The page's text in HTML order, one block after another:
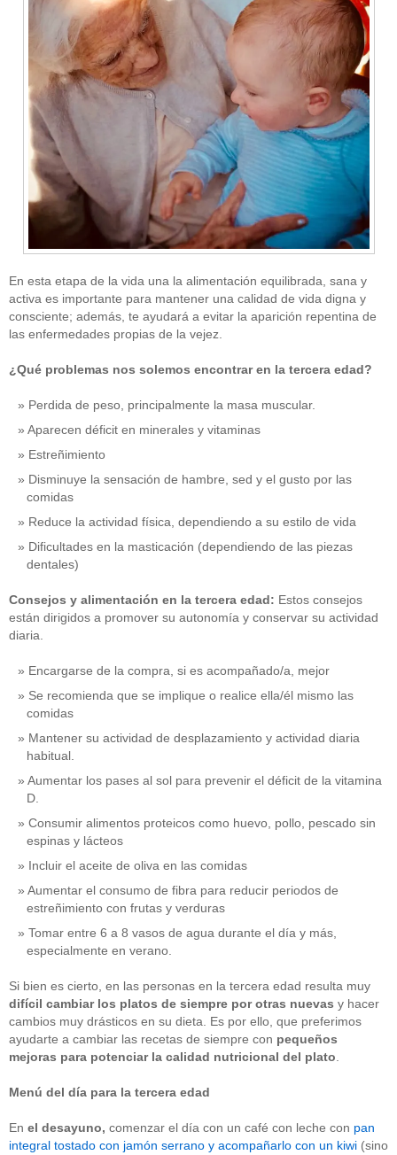
En esta etapa de la vida una la alimentación equilibrada, sana y
activa es importante para mantener una calidad de vida digna y
consciente; además, te ayudará a evitar la aparición repentina de
las enfermedades propias de la vejez.
¿Qué problemas nos solemos encontrar en la tercera edad?
Perdida de peso, principalmente la masa muscular.
Aparecen déficit en minerales y vitaminas
Estreñimiento
Disminuye la sensación de hambre, sed y el gusto por las
comidas
Reduce la actividad física, dependiendo a su estilo de vida
Dificultades en la masticación (dependiendo de las piezas
dentales)
Consejos y alimentación en la tercera edad: Estos consejos
están dirigidos a promover su autonomía y conservar su actividad
diaria.
Encargarse de la compra, si es acompañado/a, mejor
Se recomienda que se implique o realice ella/él mismo las
comidas
Mantener su actividad de desplazamiento y actividad diaria
habitual.
Aumentar los pases al sol para prevenir el déficit de la vitamina
D.
Consumir alimentos proteicos como huevo, pollo, pescado sin
espinas y lácteos
Incluir el aceite de oliva en las comidas
Aumentar el consumo de fibra para reducir periodos de
estreñimiento con frutas y verduras
Tomar entre 6 a 8 vasos de agua durante el día y más,
especialmente en verano.
Si bien es cierto, en las personas en la tercera edad resulta muy
difícil cambiar los platos de siempre por otras nuevas y hacer
cambios muy drásticos en su dieta. Es por ello, que preferimos
ayudarte a cambiar las recetas de siempre con pequeños
mejoras para potenciar la calidad nutricional del plato
Menú del día para la tercera edad
En el desayuno, comenzar el día con un café con leche con pan
integral tostado con jamón serrano y acompañarlo con un kiwi (sino